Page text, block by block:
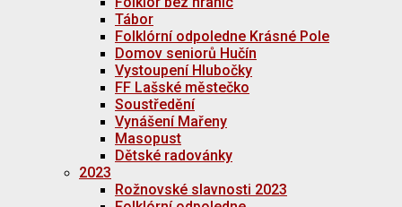
Tábor
Folklórní odpoledne Krásné Pole
Domov seniorů Hučín
Vystoupení Hlubočky
FF Lašské městečko
Soustředění
Vynášení Mařeny
Masopust
Dětské radovánky
2023
Rožnovské slavnosti 2023